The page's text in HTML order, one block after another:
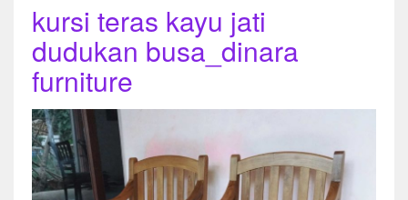
kursi teras kayu jati
dudukan busa_dinara
furniture